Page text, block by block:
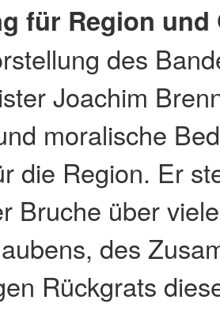
für Region
des
Joachim
moralische
die Region. Er
Bruche über
des
Rückgrats